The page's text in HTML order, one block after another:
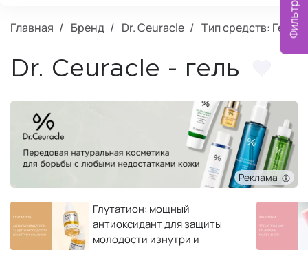
Фильтр
Главная Бренд Dr. Ceuracle Тип средств: Гель
Dr. Ceuracle - гель
Реклама
Глутатион: мощный
антиоксидант для защиты
молодости изнутри и